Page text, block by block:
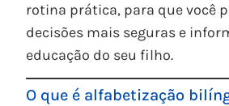
rotina prática, para que você
decisões mais seguras e
educação do seu filho.
O que é alfabetização